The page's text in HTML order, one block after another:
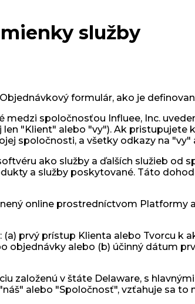
služby
formulár, ako je
spoločnosťou Influee, Inc.
"Klient" alebo "vy"). Ak pristupujete
spoločnosti, a všetky odkazy na
ako služby a ďalších služieb od
a služby poskytované. Táto
online prostredníctvom Platformy
prvý prístup Klienta alebo Tvorcu k
alebo (b) účinný dátum
založenú v štáte Delaware, s
alebo "Spoločnosť", vzťahuje sa